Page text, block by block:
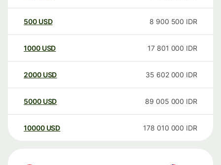
500 USD 8 900 500 IDR
1000 USD 17 801 000 IDR
2000 USD 35 602 000 IDR
5000 USD 89 005 000 IDR
10000 USD 178 010 000 IDR